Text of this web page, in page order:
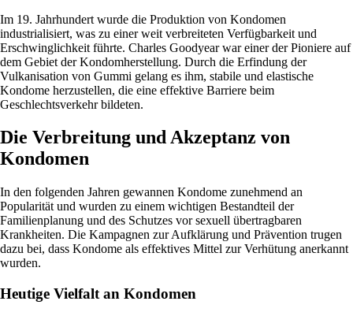
Im 19. Jahrhundert wurde die Produktion von Kondomen
industrialisiert, was zu einer weit verbreiteten Verfügbarkeit und
Erschwinglichkeit führte. Charles Goodyear war einer der Pioniere auf
dem Gebiet der Kondomherstellung. Durch die Erfindung der
Vulkanisation von Gummi gelang es ihm, stabile und elastische
Kondome herzustellen, die eine effektive Barriere beim
Geschlechtsverkehr bildeten.
Die Verbreitung und Akzeptanz von
Kondomen
In den folgenden Jahren gewannen Kondome zunehmend an
Popularität und wurden zu einem wichtigen Bestandteil der
Familienplanung und des Schutzes vor sexuell übertragbaren
Krankheiten. Die Kampagnen zur Aufklärung und Prävention trugen
dazu bei, dass Kondome als effektives Mittel zur Verhütung anerkannt
wurden.
Heutige Vielfalt an Kondomen